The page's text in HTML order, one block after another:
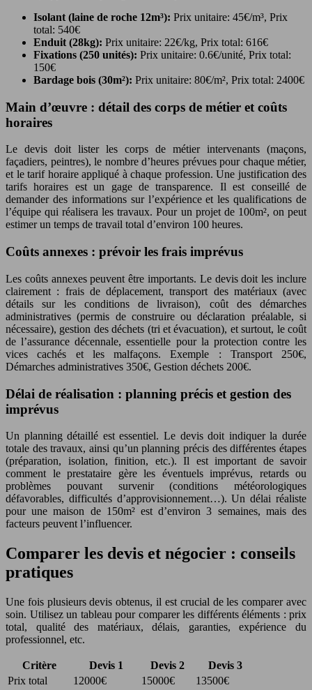
Isolant (laine de roche 12m³): Prix unitaire: 45€/m³, Prix
total: 540€
Enduit (28kg): Prix unitaire: 22€/kg, Prix total: 616€
Fixations (250 unités): Prix unitaire: 0.6€/unité, Prix total:
150€
Bardage bois (30m²): Prix unitaire: 80€/m², Prix total: 2400€
Main d’œuvre : détail des corps de métier et coûts
horaires
Le devis doit lister les corps de métier intervenants (maçons,
façadiers, peintres), le nombre d’heures prévues pour chaque métier,
et le tarif horaire appliqué à chaque profession. Une justification des
tarifs horaires est un gage de transparence. Il est conseillé de
demander des informations sur l’expérience et les qualifications de
l’équipe qui réalisera les travaux. Pour un projet de 100m², on peut
estimer un temps de travail total d’environ 100 heures.
Coûts annexes : prévoir les frais imprévus
Les coûts annexes peuvent être importants. Le devis doit les inclure
clairement : frais de déplacement, transport des matériaux (avec
détails sur les conditions de livraison), coût des démarches
administratives (permis de construire ou déclaration préalable, si
nécessaire), gestion des déchets (tri et évacuation), et surtout, le coût
de l’assurance décennale, essentielle pour la protection contre les
vices cachés et les malfaçons. Exemple : Transport 250€,
Démarches administratives 350€, Gestion déchets 200€.
Délai de réalisation : planning précis et gestion des
imprévus
Un planning détaillé est essentiel. Le devis doit indiquer la durée
totale des travaux, ainsi qu’un planning précis des différentes étapes
(préparation, isolation, finition, etc.). Il est important de savoir
comment le prestataire gère les éventuels imprévus, retards ou
problèmes pouvant survenir (conditions météorologiques
défavorables, difficultés d’approvisionnement…). Un délai réaliste
pour une maison de 150m² est d’environ 3 semaines, mais des
facteurs peuvent l’influencer.
Comparer les devis et négocier : conseils
pratiques
Une fois plusieurs devis obtenus, il est crucial de les comparer avec
soin. Utilisez un tableau pour comparer les différents éléments : prix
total, qualité des matériaux, délais, garanties, expérience du
professionnel, etc.
Critère Devis 1 Devis 2
Devis 3
Prix total
12000€ 15000€ 13500€